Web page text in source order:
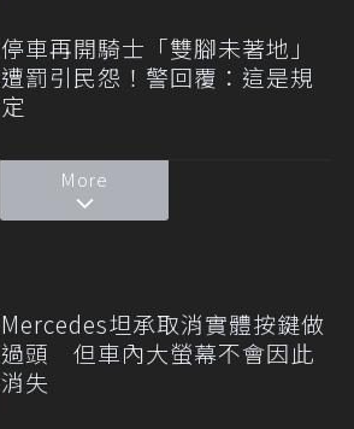
停車再開騎士「雙腳未著地」
遭罰引民怨！警回覆：這是規
定
More
Mercedes坦承取消實體按鍵做
過頭 但車內大螢幕不會因此
消失